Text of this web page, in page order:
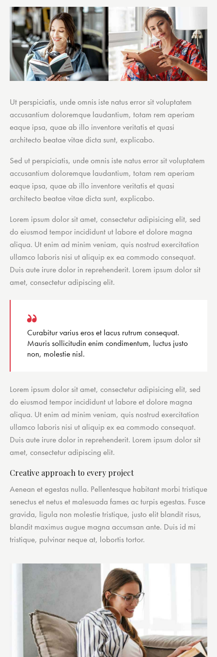
Ut perspiciatis, unde omnis iste natus error sit voluptatem
accusantium doloremque laudantium, totam rem aperiam
eaque ipsa, quae ab illo inventore veritatis et quasi
architecto beatae vitae dicta sunt, explicabo.
Sed ut perspiciatis, unde omnis iste natus error sit voluptatem
accusantium doloremque laudantium, totam rem aperiam
eaque ipsa, quae ab illo inventore veritatis et quasi
architecto beatae vitae dicta sunt, explicabo.
Lorem ipsum dolor sit amet, consectetur adipisicing elit, sed
do eiusmod tempor incididunt ut labore et dolore magna
aliqua. Ut enim ad minim veniam, quis nostrud exercitation
ullamco laboris nisi ut aliquip ex ea commodo consequat.
Duis aute irure dolor in reprehenderit. Lorem ipsum dolor sit
amet, consectetur adipiscing elit.
Curabitur varius eros et lacus rutrum consequat.
Mauris sollicitudin enim condimentum, luctus justo
non, molestie nisl.
Lorem ipsum dolor sit amet, consectetur adipisicing elit, sed
do eiusmod tempor incididunt ut labore et dolore magna
aliqua. Ut enim ad minim veniam, quis nostrud exercitation
ullamco laboris nisi ut aliquip ex ea commodo consequat.
Duis aute irure dolor in reprehenderit. Lorem ipsum dolor sit
amet, consectetur adipiscing elit.
Creative approach to every project
Aenean et egestas nulla. Pellentesque habitant morbi tristique
senectus et netus et malesuada fames ac turpis egestas. Fusce
gravida, ligula non molestie tristique, justo elit blandit risus,
blandit maximus augue magna accumsan ante. Duis id mi
tristique, pulvinar neque at, lobortis tortor.